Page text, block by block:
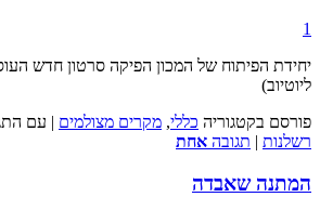
1
ליוטיוב)
פורסם בקטגוריה כללי, מקרים מצולמים עם
רשלנות
תגובה אחת
המתנה שאבדה